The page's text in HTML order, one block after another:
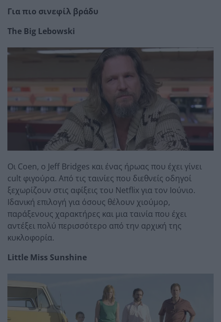
Για πιο σινεφίλ βράδυ
The Big Lebowski
Οι Coen, ο Jeff Bridges και ένας ήρωας που έχει γίνει
cult φιγούρα. Από τις ταινίες που διεθνείς οδηγοί
ξεχωρίζουν στις αφίξεις του Netflix για τον Ιούνιο.
Ιδανική επιλογή για όσους θέλουν χιούμορ,
παράξενους χαρακτήρες και μια ταινία που έχει
αντέξει πολύ περισσότερο από την αρχική της
κυκλοφορία.
Little Miss Sunshine